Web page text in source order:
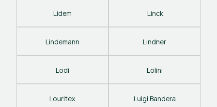
Lidem Linck
Lindemann Lindner
Lodi Lolini
Louritex Luigi Bandera